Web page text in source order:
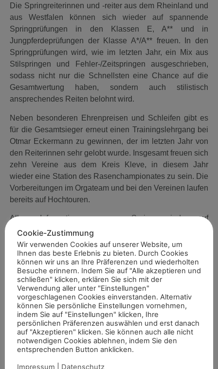
Die Springreiterinnen und -reiter aus dem Rheinland und
aus Westfalen können sich wieder auf spannende
Springprüfungen in den Klassen E, A** und in
Jungpferdeprüfungen der Klasse A*/A** freuen. In den
Springprüfungen wird, wie im letzten Jahr, ein Mix aus
Stilspringen und Fehler-/Zeitspringen ausgeschrieben,
sodass nicht nur die Schnellsten eine Chance auf die
Gesamtwertung haben, sondern auch stilistisch
ansprechendes Reiten belohnt wird.
Neben besonderen Ehrenpreisen und Schleifen gibt es
für die Gesamtsieger erneut einen Trainingslehrgang bei
Otmar Eckermann zu gewinnen, der im letzten Jahr von
den Reiterinnen sehr gelobt wurde. Insgesamt freuen sich
zehn Vereine aus dem Kreis Kleve, in diesem Jahr
wieder eine Station des Rasenchampionates zu sein. Die
Vorbereitungen im Orgateam und bei den Vereinen laufen
bereits auf Hochtouren.
Alle Informationen zur Serie sind auf
www.rasenchampionat.de
Social Media-Kanälen zu finden.
Foto: Nadine Peeters
Artikel teilen
Cookie-Zustimmung
Wir verwenden Cookies auf unserer Website, um
Ihnen das beste Erlebnis zu bieten. Durch Cookies
können wir uns an Ihre Präferenzen und wiederholten
Besuche erinnern. Indem Sie auf "Alle akzeptieren und
schließen" klicken, erklären Sie sich mit der
Verwendung aller unter "Einstellungen"
vorgeschlagenen Cookies einverstanden. Alternativ
können Sie persönliche Einstellungen vornehmen,
indem Sie auf "Einstellungen" klicken, Ihre
persönlichen Präferenzen auswählen und erst danach
auf "Akzeptieren" klicken. Sie können auch alle nicht
notwendigen Cookies ablehnen, indem Sie den
entsprechenden Button anklicken.
Impressum
Datenschutz